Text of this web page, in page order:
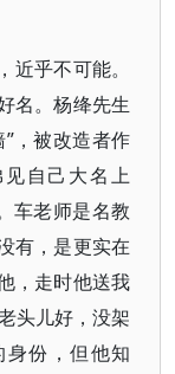
乎不可能。
名。杨绛先生
，被改造者作
自己大名上
车老师是名教
有，是更实在
，走时他送我
头儿好，没架
份，但他知